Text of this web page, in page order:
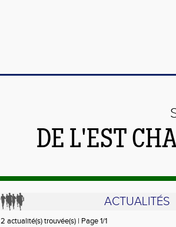
DE L'EST
ACTUALITÉS
2 actualité(s) trouvée(s) | Page 1/1